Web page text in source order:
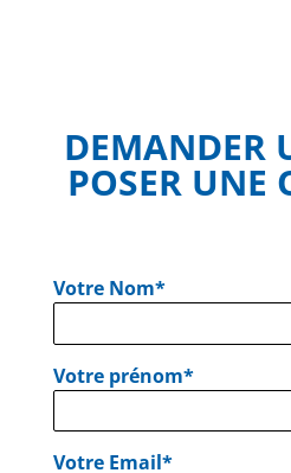
DEMANDER
POSER UNE
Votre Nom*
Votre prénom*
Votre Email*